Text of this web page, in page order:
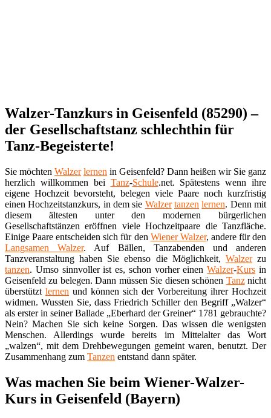
Walzer-Tanzkurs in Geisenfeld (85290) –
der Gesellschaftstanz schlechthin für
Tanz-Begeisterte!
Sie möchten Walzer lernen in Geisenfeld? Dann heißen wir Sie ganz
herzlich willkommen bei Tanz-Schule.net. Spätestens wenn ihre
eigene Hochzeit bevorsteht, belegen viele Paare noch kurzfristig
einen Hochzeitstanzkurs, in dem sie Walzer tanzen lernen. Denn mit
diesem ältesten unter den modernen bürgerlichen
Gesellschaftstänzen eröffnen viele Hochzeitpaare die Tanzfläche.
Einige Paare entscheiden sich für den Wiener Walzer, andere für den
Langsamen Walzer. Auf Bällen, Tanzabenden und anderen
Tanzveranstaltung haben Sie ebenso die Möglichkeit, Walzerzu
tanzen. Umso sinnvoller ist es, schon vorher einenWalzer-Kurs in
Geisenfeld zu belegen. Dann müssen Sie diesen schönen Tanznicht
überstützt lernen und können sich der Vorbereitung ihrer Hochzeit
widmen. Wussten Sie, dass Friedrich Schiller den Begriff „Walzer“
als erster in seiner Ballade „Eberhard der Greiner“ 1781 gebrauchte?
Nein? Machen Sie sich keine Sorgen. Das wissen die wenigsten
Menschen. Allerdings wurde bereits im Mittelalter das Wort
„walzen“, mit dem Drehbewegungen gemeint waren, benutzt. Der
Zusammenhang zum Tanzen entstand dann später.
Was machen Sie beim Wiener-Walzer-
Kurs in Geisenfeld (Bayern)